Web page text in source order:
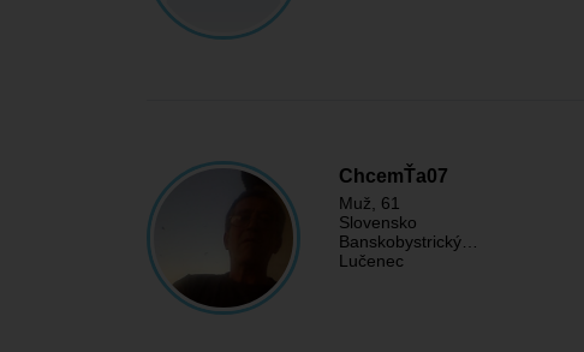
ChcemŤa07
Muž , 61
Slovensko
Banskobystrický…
Lučenec